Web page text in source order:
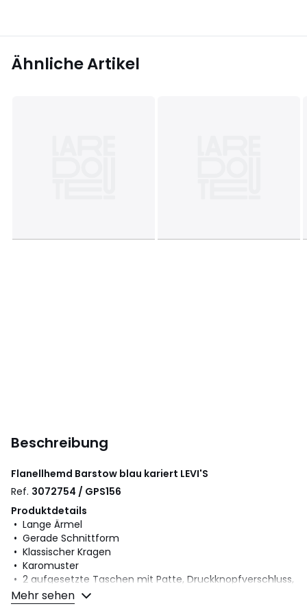
Ähnliche Artikel
Beschreibung
Flanellhemd Barstow blau kariert LEVI'S
Ref. 3072754 / GPS156
Produktdetails
• Lange Ärmel
• Gerade Schnittform
• Klassischer Kragen
• Karomuster
• 2 aufgesetzte Taschen mit Patte, Druckknopfverschluss,
Brustbereich
• Druckknopfverschluss
Mehr sehen